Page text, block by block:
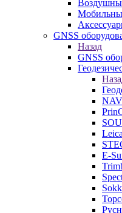
GNSS
Назад
GNSS
Leica
E-